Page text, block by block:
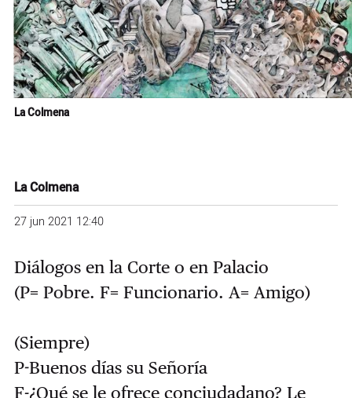
La Colmena
La Colmena
27 jun 2021 12:40
Diálogos en la Corte o en Palacio
(P= Pobre. F= Funcionario. A= Amigo)
(Siempre)
P-Buenos días su Señoría
F-¿Qué se le ofrece conciudadano? Le